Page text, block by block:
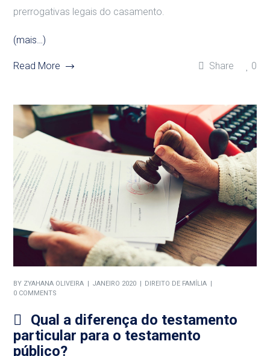
prerrogativas legais do casamento.
(mais…)
Read More Share 0
BY ZYAHANA OLIVEIRA JANEIRO 2020
DIREITO DE FAMÍLIA
0 COMMENTS
Qual a diferença do testamento
particular para o testamento
público?